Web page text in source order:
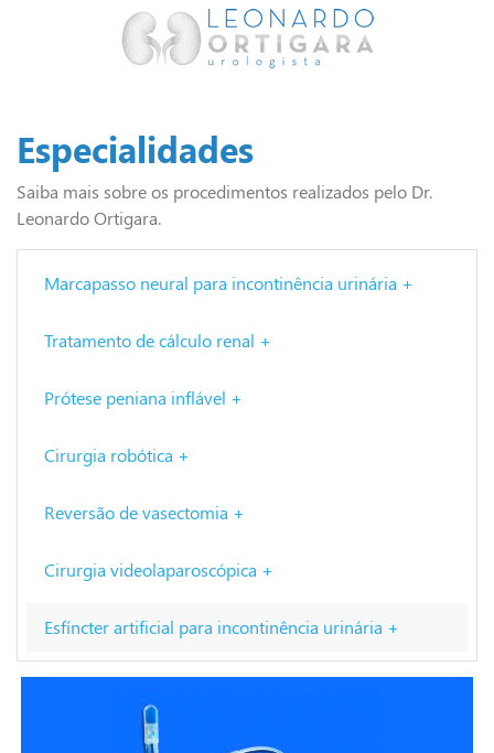
Especialidades
Saiba mais sobre os procedimentos realizados pelo Dr.
Leonardo Ortigara.
Marcapasso neural para incontinência urinária +
Tratamento de cálculo renal +
Prótese peniana inflável +
Cirurgia robótica +
Reversão de vasectomia +
Cirurgia videolaparoscópica +
Esfíncter artificial para incontinência urinária +